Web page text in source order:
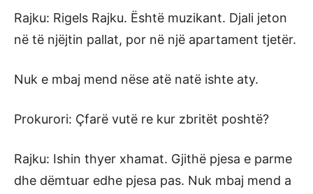
Rajku: Rigels Rajku. Është muzikant. Djali jeton
në të njëjtin pallat, por në një apartament tjetër.
Nuk e mbaj mend nëse atë natë ishte aty.
Prokurori: Çfarë vutë re kur zbritët poshtë?
Rajku: Ishin thyer xhamat. Gjithë pjesa e parme
dhe dëmtuar edhe pjesa pas. Nuk mbaj mend a